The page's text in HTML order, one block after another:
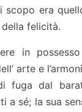
scopo era
felicità.
in
arte e
fuga dal
a sé; la sua